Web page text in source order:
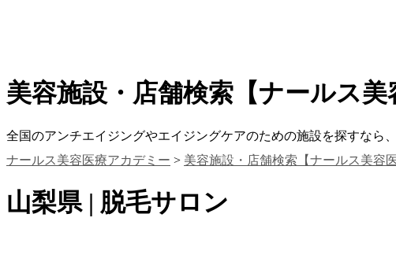
美容施設・店舗検索【ナールス美
全国のアンチエイジングやエイジングケアのための施設を探すなら
ナールス美容医療アカデミー > 美容施設・店舗検索【ナールス美容
山梨県 | 脱毛サロン